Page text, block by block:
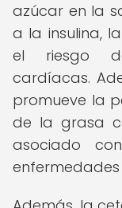
azúcar en la
a la insulina,
el riesgo
cardíacas.
promueve la
de la grasa
asociado